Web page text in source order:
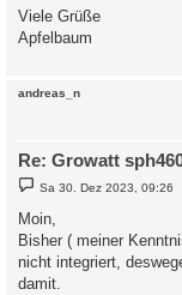
Viele Grüße
Apfelbaum
andreas_n
Re: Growatt
B
e
t
r
a
g
Sa 30. Dez 2023, 09:26
Moin,
Bisher ( meiner
nicht integriert,
damit.